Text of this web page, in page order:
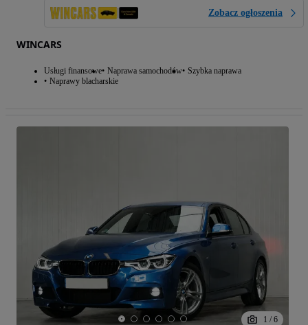
Zobacz ogłoszenia
WINCARS
Usługi finansowe Naprawa samochodów Szybka naprawa
Naprawy blacharskie
1 / 6